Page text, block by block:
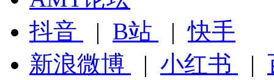
抖音
| B站 |快手
新浪微博
| 小红书 |